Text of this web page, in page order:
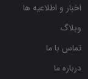
اخبار و اطلاعیه ها
وبلاگ
تماس با ما
درباره ما